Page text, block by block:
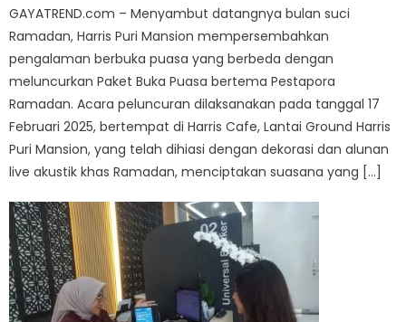
GAYATREND.com – Menyambut datangnya bulan suci
Ramadan, Harris Puri Mansion mempersembahkan
pengalaman berbuka puasa yang berbeda dengan
meluncurkan Paket Buka Puasa bertema Pestapora
Ramadan. Acara peluncuran dilaksanakan pada tanggal 17
Februari 2025, bertempat di Harris Cafe, Lantai Ground Harris
Puri Mansion, yang telah dihiasi dengan dekorasi dan alunan
live akustik khas Ramadan, menciptakan suasana yang […]